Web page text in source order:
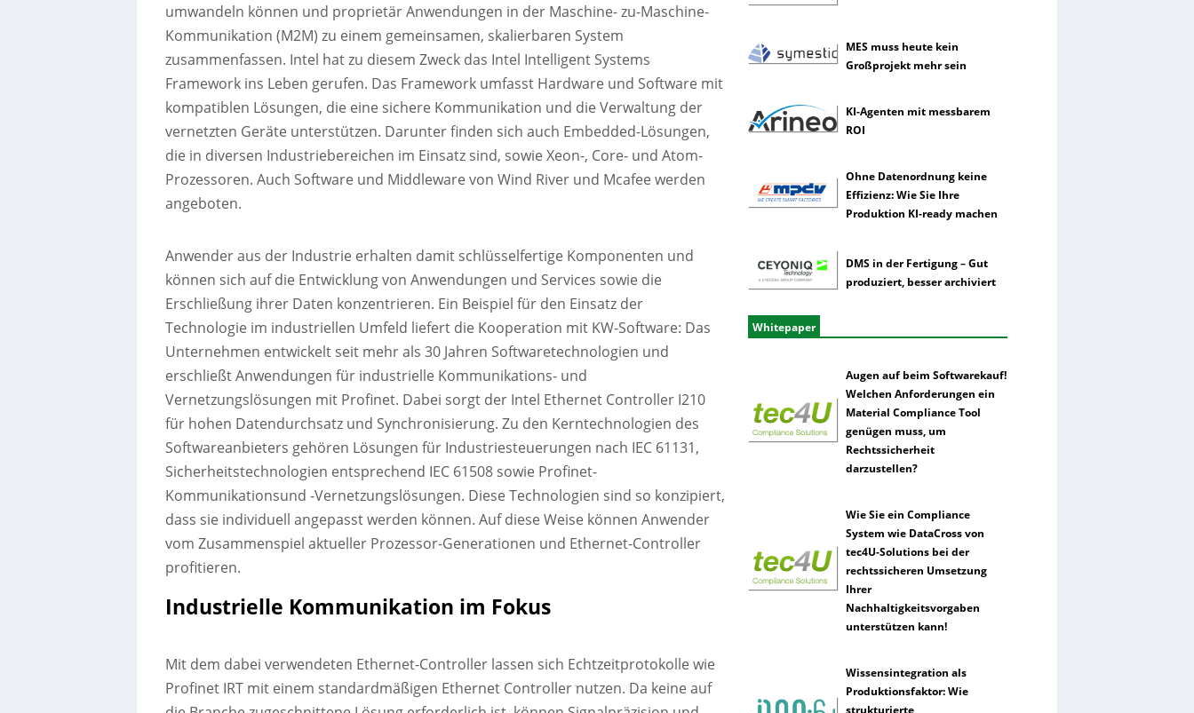
umwandeln können und proprietär Anwendungen in der Maschine- zu-Maschine-
Kommunikation (M2M) zu einem gemeinsamen, skalierbaren System
zusammenfassen. Intel hat zu diesem Zweck das Intel Intelligent Systems
Framework ins Leben gerufen. Das Framework umfasst Hardware und Software mit
kompatiblen Lösungen, die eine sichere Kommunikation und die Verwaltung der
vernetzten Geräte unterstützen. Darunter finden sich auch Embedded-Lösungen,
die in diversen Industriebereichen im Einsatz sind, sowie Xeon-, Core- und Atom-
Prozessoren. Auch Software und Middleware von Wind River und Mcafee werden
angeboten.
Anwender aus der Industrie erhalten damit schlüsselfertige Komponenten und
können sich auf die Entwicklung von Anwendungen und Services sowie die
Erschließung ihrer Daten konzentrieren. Ein Beispiel für den Einsatz der
Technologie im industriellen Umfeld liefert die Kooperation mit KW-Software: Das
Unternehmen entwickelt seit mehr als 30 Jahren Softwaretechnologien und
erschließt Anwendungen für industrielle Kommunikations- und
Vernetzungslösungen mit Profinet. Dabei sorgt der Intel Ethernet Controller I210
für hohen Datendurchsatz und Synchronisierung. Zu den Kerntechnologien des
Softwareanbieters gehören Lösungen für Industriesteuerungen nach IEC 61131,
Sicherheitstechnologien entsprechend IEC 61508 sowie Profinet-
Kommunikationsund -Vernetzungslösungen. Diese Technologien sind so konzipiert,
dass sie individuell angepasst werden können. Auf diese Weise können Anwender
vom Zusammenspiel aktueller Prozessor-Generationen und Ethernet-Controller
profitieren.
Industrielle Kommunikation im Fokus
Mit dem dabei verwendeten Ethernet-Controller lassen sich Echtzeitprotokolle wie
Profinet IRT mit einem standardmäßigen Ethernet Controller nutzen. Da keine auf
MES muss heute kein
Großprojekt mehr sein
KI-Agenten mit messbarem
ROI
Ohne Datenordnung keine
Effizienz: Wie Sie Ihre
Produktion KI-ready machen
DMS in der Fertigung – Gut
produziert, besser archiviert
Whitepaper
Augen auf beim Softwarekauf!
Welchen Anforderungen ein
Material Compliance Tool
genügen muss, um
Rechtssicherheit
darzustellen?
Wie Sie ein Compliance
System wie DataCross von
tec4U-Solutions bei der
rechtssicheren Umsetzung
Ihrer
Nachhaltigkeitsvorgaben
unterstützen kann!
Wissensintegration als
Produktionsfaktor: Wie